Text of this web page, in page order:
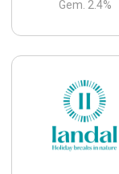
Gem. 2.4%